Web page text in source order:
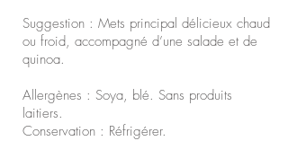
Suggestion : Mets principal délicieux chaud
ou froid, accompagné d’une salade et de
quinoa.
Allergènes : Soya, blé. Sans produits
laitiers.
Conservation : Réfrigérer.